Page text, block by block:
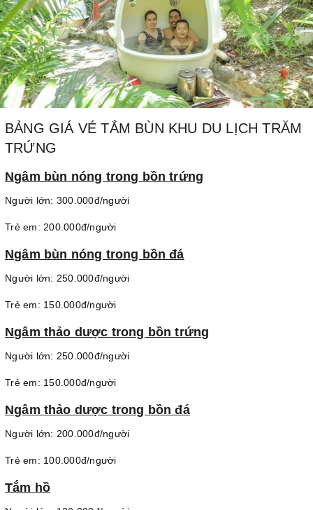
BẢNG GIÁ VÉ TẮM BÙN KHU DU LỊCH TRĂM
TRỨNG
Ngâm bùn nóng trong bồn trứng
Người lớn: 300.000đ/người
Trẻ em: 200.000đ/người
Ngâm bùn nóng trong bồn đá
Người lớn: 250.000đ/người
Trẻ em: 150.000đ/người
Ngâm thảo dược trong bồn trứng
Người lớn: 250.000đ/người
Trẻ em: 150.000đ/người
Ngâm thảo dược trong bồn đá
Người lớn: 200.000đ/người
Trẻ em: 100.000đ/người
Tắm hồ